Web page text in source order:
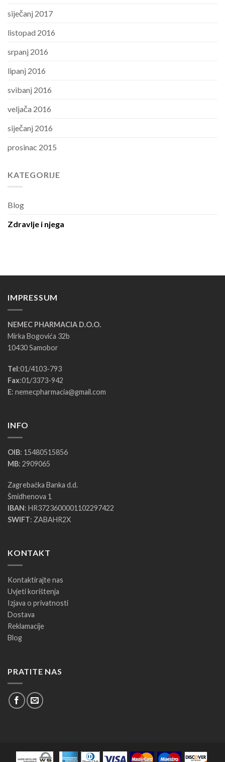
siječanj 2017
listopad 2016
srpanj 2016
lipanj 2016
svibanj 2016
veljača 2016
siječanj 2016
prosinac 2015
KATEGORIJE
Blog
Zdravlje i njega
IMPRESSUM
NEMEC PHARMACIA D.O.O.
Mirka Bogovića 32b
10430 Samobor
Tel:01/4103-793
Fax:01/3373-942
E: nemecpharmacia@gmail.com
INFO
OIB: 15480515856
MB: 2909065
Zagrebačka Banka d.d.
Šmidhenova 1
IBAN: HR3723600001102297422
SWIFT: ZABAHR2X
KONTAKT
Kontaktirajte nas
Uvjeti korištenja
Izjava o privatnosti
Dostava
Reklamacije
Blog
PRATITE NAS